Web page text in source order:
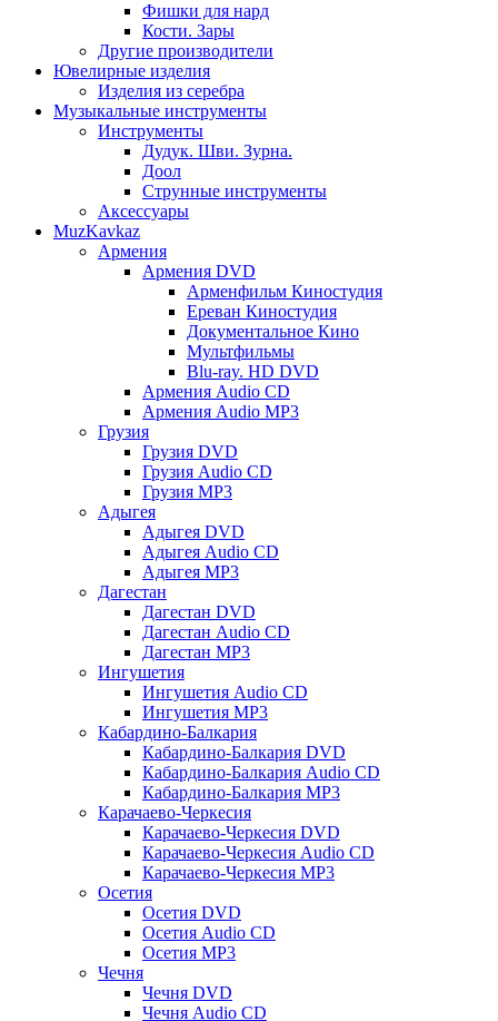
Фишки для нард
Кости. Зары
Другие производители
Ювелирные изделия
Изделия из серебра
Музыкальные инструменты
Инструменты
Дудук. Шви. Зурна.
Доол
Струнные инструменты
Аксессуары
MuzKavkaz
Армения
Армения DVD
Арменфильм Киностудия
Ереван Киностудия
Документальное Кино
Мультфильмы
Blu-ray. HD DVD
Армения Audio CD
Армения Audio MP3
Грузия
Грузия DVD
Грузия Audio CD
Грузия MP3
Адыгея
Адыгея DVD
Адыгея Audio CD
Адыгея MP3
Дагестан
Дагестан DVD
Дагестан Audio CD
Дагестан MP3
Ингушетия
Ингушетия Audio CD
Ингушетия MP3
Кабардино-Балкария
Кабардино-Балкария DVD
Кабардино-Балкария Audio CD
Кабардино-Балкария MP3
Карачаево-Черкесия
Карачаево-Черкесия DVD
Карачаево-Черкесия Audio CD
Карачаево-Черкесия MP3
Осетия
Осетия DVD
Осетия Audio CD
Осетия MP3
Чечня
Чечня DVD
Чечня Audio CD